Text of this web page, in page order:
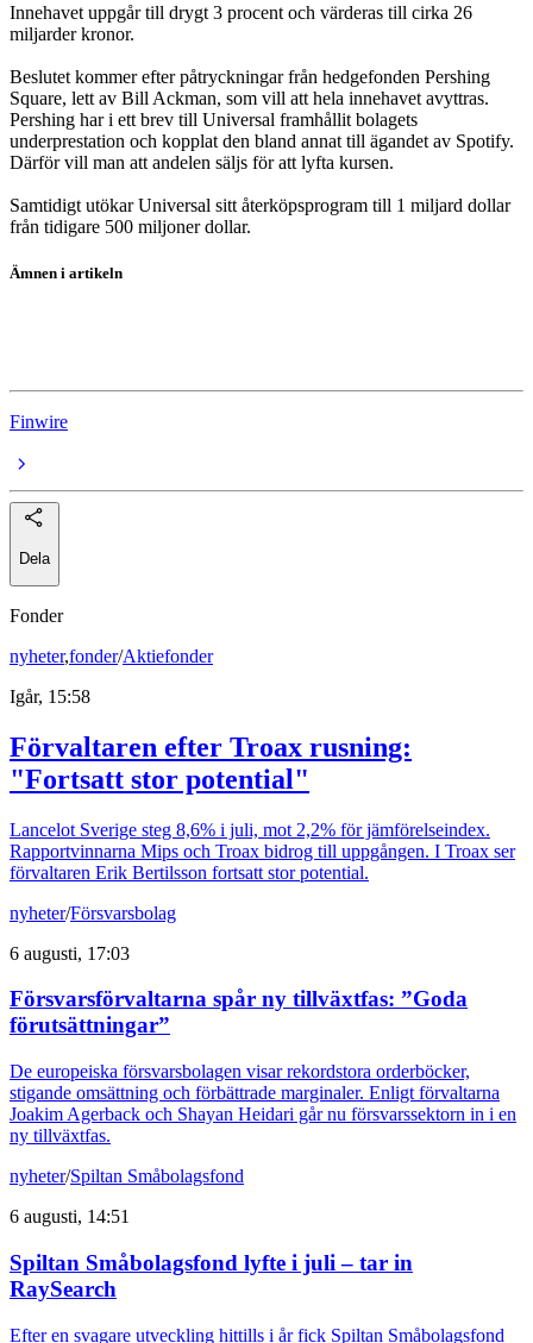
Innehavet uppgår till drygt 3 procent och värderas till cirka 26
miljarder kronor.
Beslutet kommer efter påtryckningar från hedgefonden Pershing
Square, lett av Bill Ackman, som vill att hela innehavet avyttras.
Pershing har i ett brev till Universal framhållit bolagets
underprestation och kopplat den bland annat till ägandet av Spotify.
Därför vill man att andelen säljs för att lyfta kursen.
Samtidigt utökar Universal sitt återköpsprogram till 1 miljard dollar
från tidigare 500 miljoner dollar.
Ämnen i artikeln
Finwire
Dela
Fonder
nyheter,fonder/Aktiefonder
Igår, 15:58
Förvaltaren efter Troax rusning:
"Fortsatt stor potential"
Lancelot Sverige steg 8,6% i juli, mot 2,2% för jämförelseindex.
Rapportvinnarna Mips och Troax bidrog till uppgången. I Troax ser
förvaltaren Erik Bertilsson fortsatt stor potential.
nyheter/Försvarsbolag
6 augusti, 17:03
Försvarsförvaltarna spår ny tillväxtfas: ”Goda
förutsättningar”
De europeiska försvarsbolagen visar rekordstora orderböcker,
stigande omsättning och förbättrade marginaler. Enligt förvaltarna
Joakim Agerback och Shayan Heidari går nu försvarssektorn in i en
ny tillväxtfas.
nyheter/Spiltan Småbolagsfond
6 augusti, 14:51
Spiltan Småbolagsfond lyfte i juli – tar in
RaySearch
Efter en svagare utveckling hittills i år fick Spiltan Småbolagsfond